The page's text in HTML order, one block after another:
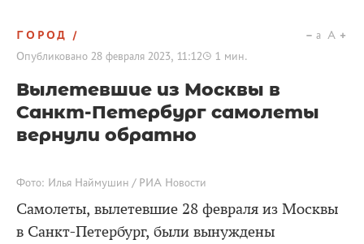
ГОРОД
Опубликовано 28 февраля 2023, 11:12 1 мин.
a A
Вылетевшие из Москвы в
Санкт-Петербург самолеты
вернули обратно
Фото: Илья Наймушин / РИА Новости
Самолеты, вылетевшие 28 февраля из Москвы
в Санкт-Петербург, были вынуждены